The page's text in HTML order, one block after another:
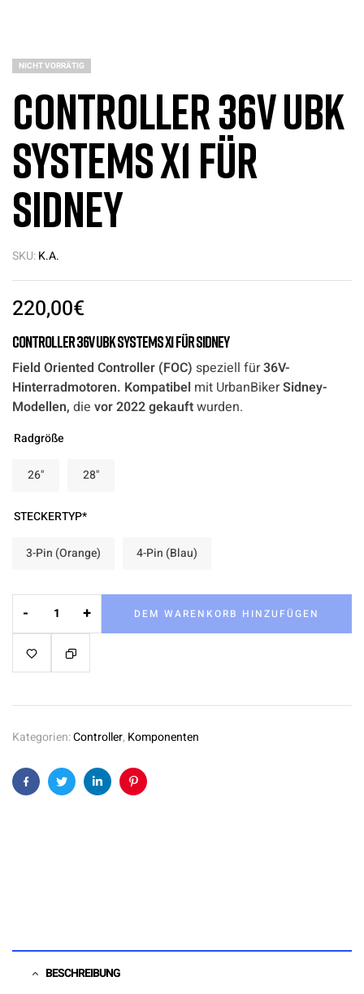
NICHT VORRÄTIG
Controller 36V UBK
Systems X1 für
Sidney
SKU:K.A.
220,00€
Controller 36V UBK Systems X1 für Sidney
Field Oriented Controller (FOC) speziell für36V-
Hinterradmotoren. Kompatibel mit UrbanBikerSidney-
Modellen, die vor 2022 gekauftwurden.
Radgröße
26" 28"
STECKERTYP*
3-Pin (Orange) 4-Pin (Blau)
- + DEM WARENKORB HINZUFÜGEN
Kategorien:Controller, Komponenten
FacebookTwitterLinkedinPinterest
BESCHREIBUNG